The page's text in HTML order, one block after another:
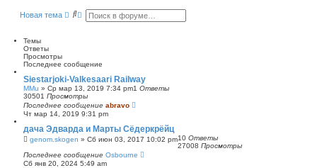
Новая тема
П Р
е
н
ы
й
п
о
с
к
Темы
Ответы
Просмотры
Последнее сообщение
Siestarjoki-Valkesaari Railway
MMu » Ср мар 13, 2019 7:34 pm1 Ответы
30501 Просмотры
Последнее сообщение abravo
Чт мар 14, 2019 9:31 pm
дача Эдварда и Марты Сёдеркрёйц
genom.skogen » Сб июн 03, 2017 10:02 pm10 Ответы
27008 Просмотры
Последнее сообщение Osbourne
Сб янв 20, 2024 5:49 am